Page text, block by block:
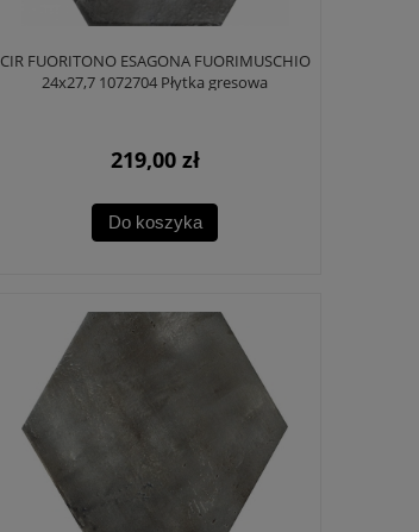
CIR FUORITONO ESAGONA FUORIMUSCHIO
24x27,7 1072704 Płytka gresowa
219,00 zł
Do koszyka